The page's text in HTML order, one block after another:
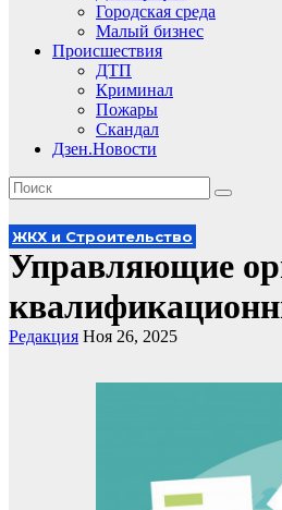
Городская среда
Малый бизнес
Происшествия
ДТП
Криминал
Пожары
Скандал
Дзен.Новости
ЖКХ и Строительство
Управляющие
Редакция Ноя 26, 2025